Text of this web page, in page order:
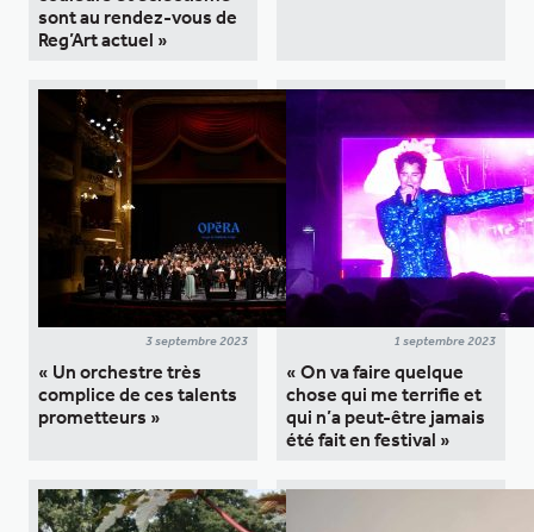
sont au rendez-vous de
Reg’Art actuel »
3 septembre 2023
« Un orchestre très
complice de ces talents
prometteurs »
1 septembre 2023
« On va faire quelque
chose qui me terrifie et
qui n’a peut-être jamais
été fait en festival »